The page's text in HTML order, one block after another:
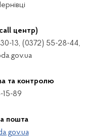
центр)
13, (0372) 55-28-44,
та контролю
15-89
пошта